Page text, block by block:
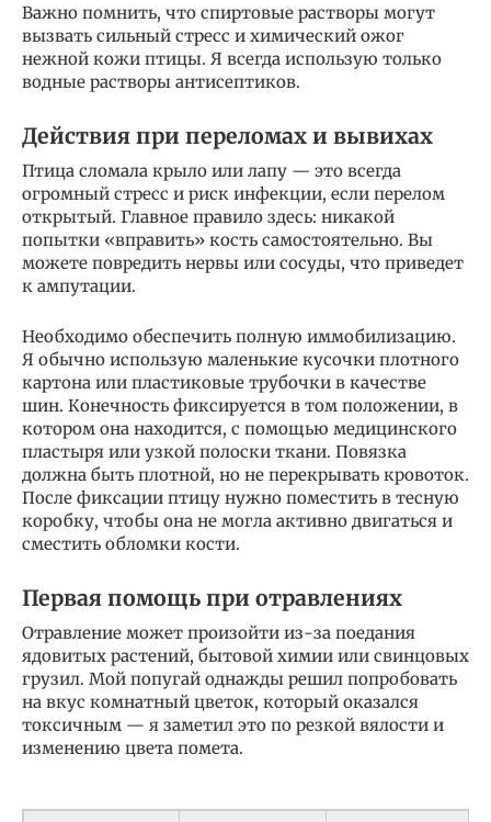
Важно помнить, что спиртовые растворы могут
вызвать сильный стресс и химический ожог
нежной кожи птицы. Я всегда использую только
водные растворы антисептиков.
Действия при переломах и вывихах
Птица сломала крыло или лапу — это всегда
огромный стресс и риск инфекции, если перелом
открытый. Главное правило здесь: никакой
попытки «вправить» кость самостоятельно. Вы
можете повредить нервы или сосуды, что приведет
к ампутации.
Необходимо обеспечить полную иммобилизацию.
Я обычно использую маленькие кусочки плотного
картона или пластиковые трубочки в качестве
шин. Конечность фиксируется в том положении, в
котором она находится, с помощью медицинского
пластыря или узкой полоски ткани. Повязка
должна быть плотной, но не перекрывать кровоток.
После фиксации птицу нужно поместить в тесную
коробку, чтобы она не могла активно двигаться и
сместить обломки кости.
Первая помощь при отравлениях
Отравление может произойти из-за поедания
ядовитых растений, бытовой химии или свинцовых
грузил. Мой попугай однажды решил попробовать
на вкус комнатный цветок, который оказался
токсичным — я заметил это по резкой вялости и
изменению цвета помета.